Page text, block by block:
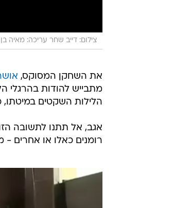
צילום: דייב שחר עריכה: מאיה בן
את השחקן המסוקס,
מתבייש להודות בהרגלי
הלילות השקטים
אגב, אל תתנו לתשובה
רומנים כאלו או אחרים -